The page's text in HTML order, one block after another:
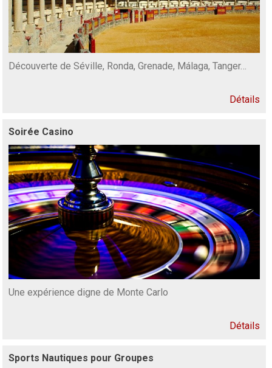
Découverte de Séville, Ronda, Grenade, Málaga, Tanger…
Détails
Soirée Casino
Une expérience digne de Monte Carlo
Détails
Sports Nautiques pour Groupes